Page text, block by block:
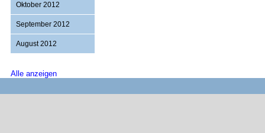
Oktober 2012
September 2012
August 2012
Alle anzeigen